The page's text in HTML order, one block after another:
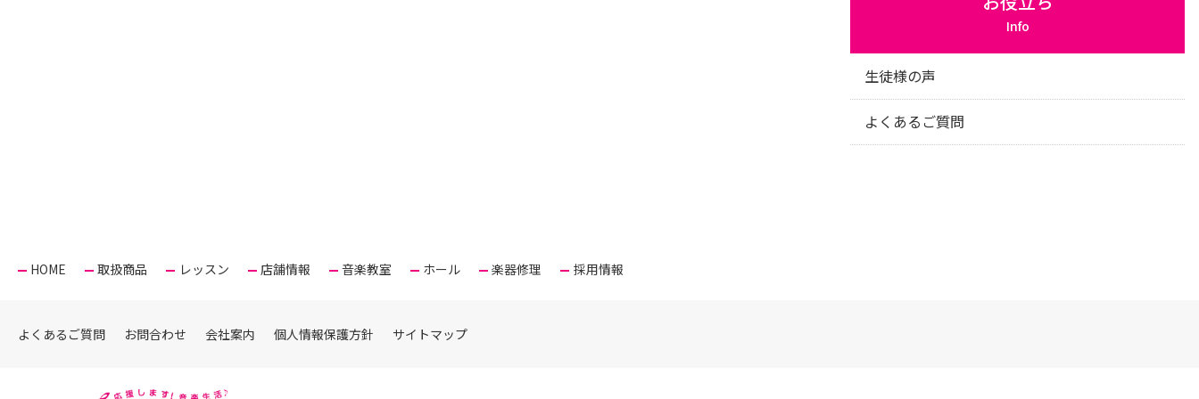
Info
生徒様の声
よくあるご質問
HOME 取扱商品 レッスン 店舗情報 音楽教室 ホール 楽器修理 採用情報
よくあるご質問 お問合わせ 会社案内 個人情報保護方針 サイトマップ